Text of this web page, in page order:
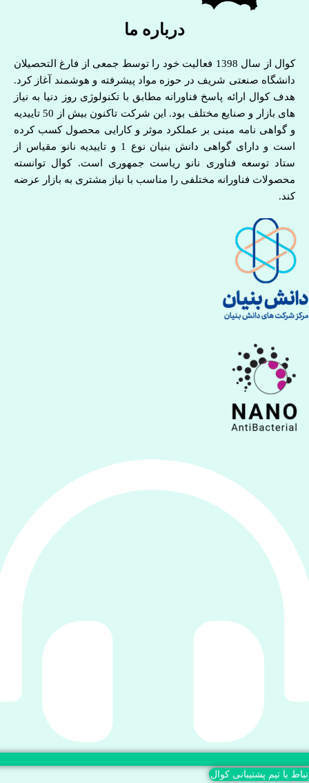
درباره ما
کوال از سال 1398 فعالیت خود را توسط جمعی از فارغ التحصیلان
دانشگاه صنعتی شریف در حوزه مواد پیشرفته و هوشمند آغاز کرد.
هدف کوال ارائه پاسخ فناورانه مطابق با تکنولوژی روز دنیا به نیاز
های بازار و صنایع مختلف بود. این شرکت تاکنون بیش از 50 تاییدیه
و گواهی نامه مبنی بر عملکرد موثر و کارایی محصول کسب کرده
است و دارای گواهی دانش بنیان نوع 1 و تاییدیه نانو مقیاس از
ستاد توسعه فناوری نانو ریاست جمهوری است. کوال توانسته
محصولات فناورانه مختلفی را مناسب با نیاز مشتری به بازار عرضه
کند.
با تیم پشتیبانی کوال